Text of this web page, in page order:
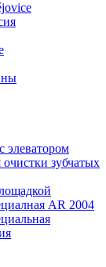
элеватором
зубчатых
AR 2004